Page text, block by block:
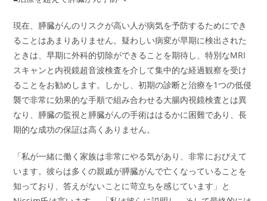
現在、膵臓がんのリスクが高い人が病気を予防するためにでき
ることはあまりありません。疑わしい病変が早期に検出された
ときは、早期に外科的切除ができることを期待し、特別なMRI
スキャンと内視鏡超音波検査を介して集中的な経過観察を受け
ることをお勧めします。しかし、初期の診断と治療を1つの低侵
襲で非常に効果的な手順で組み合わせる大腸内視鏡検査とは異
なり、膵臓の監視と膵臓がんの手術ははるかに困難であり、長
期的な成功の保証は高くありません。
「私が一緒に働く家族は非常にやる気があり、非常におびえて
います。彼らは多くの親戚が膵臓がんで亡くなっていることを
知っており、答えがないことに苛立ちを感じています」と